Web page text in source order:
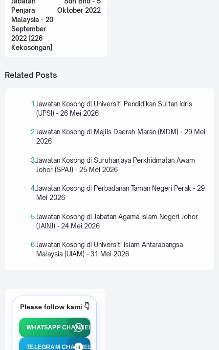
Penjara
Malaysia - 20
September
2022 [226
Kekosongan]
Oktober 2022
Related Posts
Jawatan Kosong di Universiti Pendidikan Sultan Idris
(UPSI) - 26 Mei 2026
Jawatan Kosong di Majlis Daerah Maran (MDM) - 29 Mei
2026
Jawatan Kosong di Suruhanjaya Perkhidmatan Awam
Johor (SPAJ) - 25 Mei 2026
Jawatan Kosong di Perbadanan Taman Negeri Perak - 29
Mei 2026
Jawatan Kosong di Jabatan Agama Islam Negeri Johor
(JAINJ) - 24 Mei 2026
Jawatan Kosong di Universiti Islam Antarabangsa
Malaysia (UIAM) - 31 Mei 2026
Please follow kami 👇
WHATSAPP CHANNEL
TELEGRAM CHANNEL